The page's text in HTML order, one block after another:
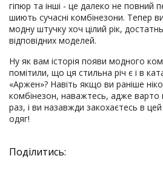
гіпюр та інші - це далеко не повний
шиють сучасні комбінезони. Тепер
модну штучку хоч цілий рік,
відповідних моделей.
Ну як вам історія появи модного
помітили, що ця стильна річ є і в
«Аржен»? Навіть якщо ви раніше
комбінезон, наважтесь, адже варто
раз, і ви назавжди закохаєтесь в
одяг!
Поділитись: